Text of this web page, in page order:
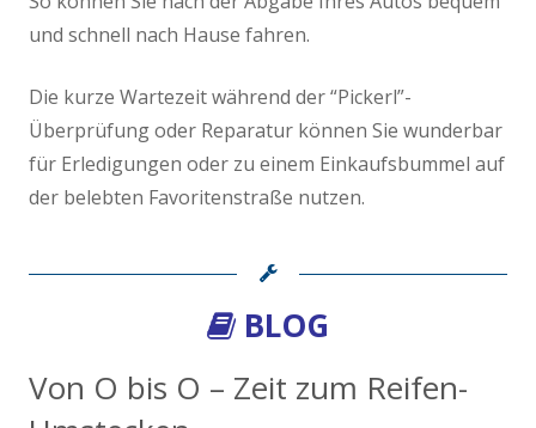
und schnell nach Hause fahren.
Die kurze Wartezeit während der “Pickerl”-
Überprüfung oder Reparatur können Sie wunderbar
für Erledigungen oder zu einem Einkaufsbummel auf
der belebten Favoritenstraße nutzen.
BLOG
Von O bis O – Zeit zum Reifen-